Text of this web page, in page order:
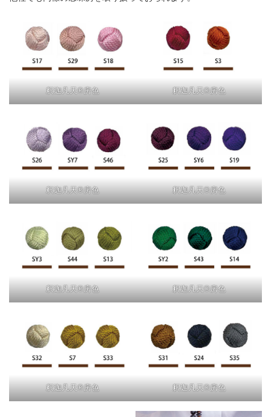
釈迦凡天®房色 釈迦凡天®房色
釈迦凡天®房色 釈迦凡天®房色
釈迦凡天®房色 釈迦凡天®房色
釈迦凡天®房色 釈迦凡天®房色